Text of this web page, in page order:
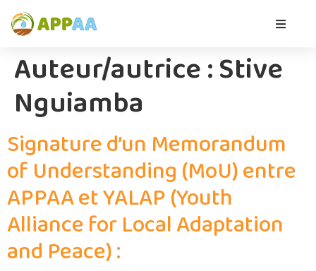
Auteur/autrice :Stive
Nguiamba
Signature d’un Memorandum
of Understanding (MoU) entre
APPAA et YALAP (Youth
Alliance for Local Adaptation
and Peace) :